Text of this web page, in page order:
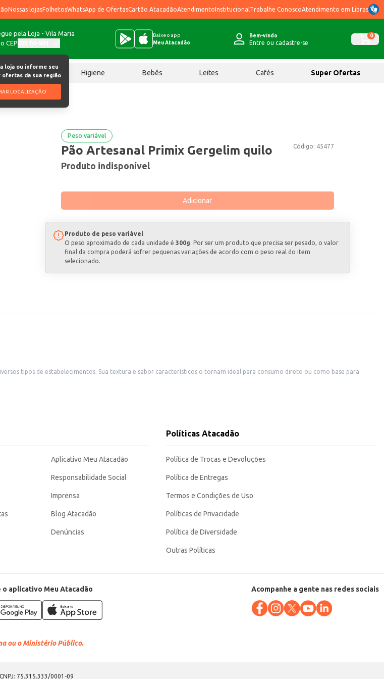
Nossas lojasFolhetosWhatsApp de OfertasCartão AtacadãoAtendimentoInstitucional Trabalhe ConoscoAtendimento em Libras
pela Loja - Vila Maria
CEP
loja ou informe seu
ofertas da sua região
LOCALIZAÇÃO
Baixe o app
Meu Atacadão
Bem-vindo
Entre ou cadastre-se
0
Chocolates Higiene Bebês Leites Cafés Super Ofertas
quilo
Peso variável
Código: 45477
Pão Artesanal Primix Gergelim quilo
Produto indisponível
Adicionar
Produto de peso variável
O peso aproximado de cada unidade é 300g. Por ser um produto que precisa ser pesado, o valor
final da compra poderá sofrer pequenas variações de acordo com o peso real do item
selecionado.
tipos de estabelecimentos. Sua textura e sabor característicos o tornam ideal para consumo direto ou como base para
para atender às necessidades de seus clientes. Sua receita tradicional e o toque especial do gergelim garantem um
Aplicativo Meu Atacadão
Responsabilidade Social
Imprensa
Blog Atacadão
Denúncias
Políticas Atacadão
Política de Trocas e Devoluções
Política de Entregas
Termos e Condições de Uso
Políticas de Privacidade
Política de Diversidade
Outras Políticas
o aplicativo Meu Atacadão Acompanhe a gente nas redes sociais
ou o Ministério Público.
75.315.333/0001-09